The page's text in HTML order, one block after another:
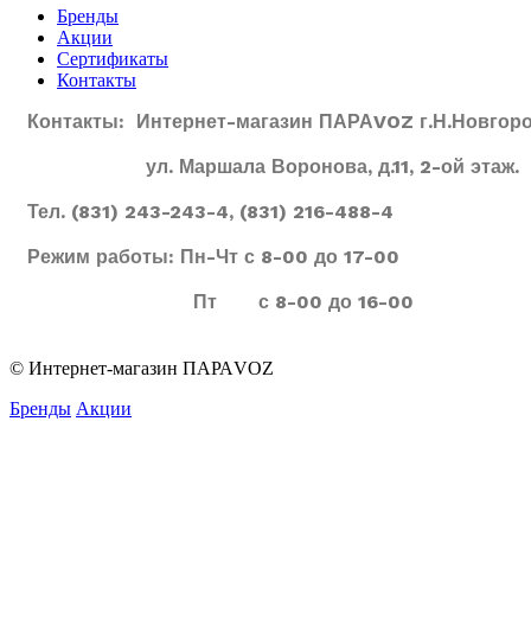
Бренды
Акции
Сертификаты
Контакты
Контакты: Интернет-магазин ПАРАVOZ
ул. Маршала Воронова, д.11, 2-ой этаж.
Тел. (831) 243-243-4, (831) 216-488-4
Режим работы: Пн-Чт с 8-00 до 17-00
Пт с 8-00 до 16-00
© Интернет-магазин ПАРАVOZ
Бренды Акции